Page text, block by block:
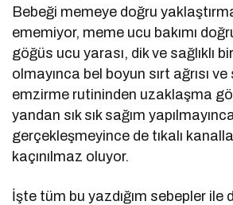
Bebeği memeye doğru
ememiyor, meme ucu bakımı
göğüs ucu yarası, dik ve sağlıklı
olmayınca bel boyun sırt ağrısı
emzirme rutininden uzaklaşma
yandan sık sık sağım
gerçekleşmeyince de tıkalı
kaçınılmaz oluyor.
İşte tüm bu yazdığım sebepler ile